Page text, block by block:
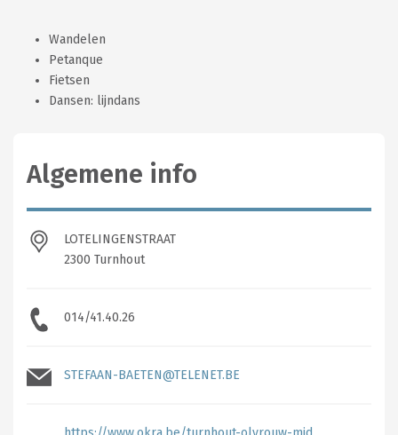
Wandelen
Petanque
Fietsen
Dansen: lijndans
Algemene info
LOTELINGENSTRAAT
2300 Turnhout
014/41.40.26
STEFAAN-BAETEN@TELENET.BE